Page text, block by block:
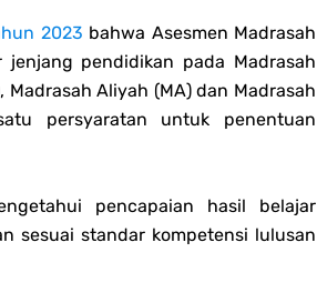
2023 bahwa Asesmen Madrasah
pendidikan pada Madrasah
Madrasah Aliyah (MA) dan Madrasah
persyaratan untuk penentuan
pencapaian hasil belajar
sesuai standar kompetensi lulusan